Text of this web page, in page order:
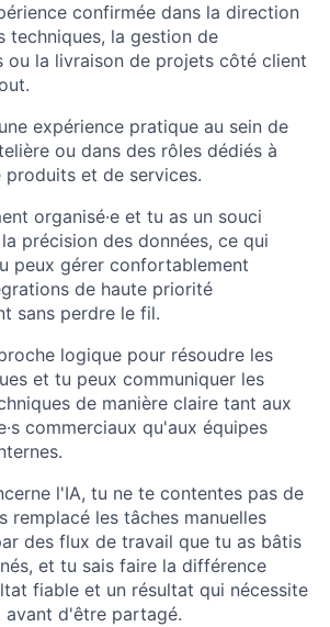
confirmée dans la direction
techniques, la gestion de
ou la livraison de projets côté client
expérience pratique au sein de
ou dans des rôles dédiés à
et de services.
organisé·e et tu as un souci
précision des données, ce qui
peux gérer confortablement
de haute priorité
sans perdre le fil.
logique pour résoudre les
et tu peux communiquer les
de manière claire tant aux
commerciaux qu'aux équipes
l'IA, tu ne te contentes pas de
remplacé les tâches manuelles
des flux de travail que tu as bâtis
et tu sais faire la différence
fiable et un résultat qui nécessite
avant d'être partagé.